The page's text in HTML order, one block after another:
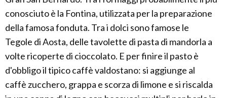
conosciuto è la Fontina, utilizzata per la preparazione
della famosa fonduta. Tra i dolci sono famose le
Tegole di Aosta, delle tavolette di pasta di mandorla a
volte ricoperte di cioccolato. E per finire il pasto è
d'obbligo il tipico caffè valdostano: si aggiunge al
caffè zucchero, grappa e scorza di limone e si riscalda